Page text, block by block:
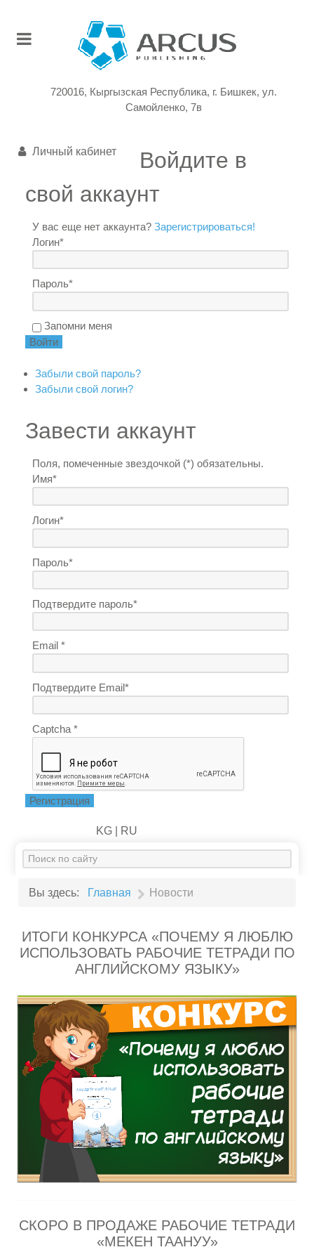
720016, Кыргызская Республика, г. Бишкек, ул.
Самойленко, 7в
Личный кабинет
Войдите в
свой аккаунт
У вас еще нет аккаунта?Зарегистрироваться!
Логин*
Пароль*
Запомни меня
Забыли свой пароль?
Забыли свой логин?
Завести аккаунт
Поля, помеченные звездочкой (*) обязательны.
Имя*
Логин*
Пароль*
Подтвердите пароль*
Email *
Подтвердите Email*
Captcha *
Регистрация
KG | RU
Искать...
Вы здесь: Главная Новости
ИТОГИ КОНКУРСА «ПОЧЕМУ Я ЛЮБЛЮ
ИСПОЛЬЗОВАТЬ РАБОЧИЕ ТЕТРАДИ ПО
АНГЛИЙСКОМУ ЯЗЫКУ»
СКОРО В ПРОДАЖЕ РАБОЧИЕ ТЕТРАДИ
«МЕКЕН ТААНУУ»